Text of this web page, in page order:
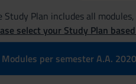
Study Plan includes all
select your Study Plan
Modules per semester A.A.